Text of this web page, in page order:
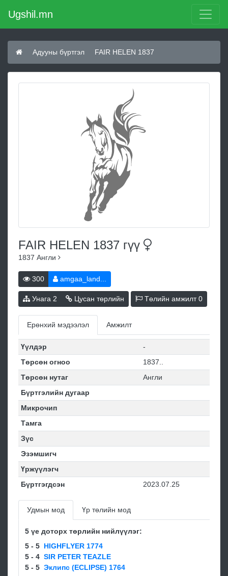
Ugshil.mn
Адууны бүртгэл FAIR HELEN 1837
FAIR HELEN 1837 гүү
1837 Англи
300 amgaa_land...
Унага 2 Цусан төрлийн Төлийн амжилт0
Ерөнхий мэдээлэл Амжилт
Үүлдэр
-
Төрсөн огноо
1837..
Төрсөн нутаг
Англи
Бүртгэлийн дугаар
Микрочип
Тамга
Зүс
Эзэмшигч
Үржүүлэгч
Бүртгэгдсэн
2023.07.25
Удмын мод Үр төлийн мод
5 үе доторх төрлийн нийлүүлэг:
5 - 5 HIGHFLYER 1774
5 - 4 SIR PETER TEAZLE
5 - 5 Эклипс (ECLIPSE) 1764